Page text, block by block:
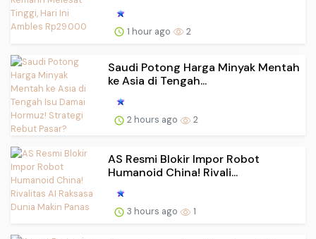
1 hour ago 2
Saudi Potong Harga Minyak Mentah
ke Asia di Tengah...
2 hours ago 2
AS Resmi Blokir Impor Robot
Humanoid China! Rivali...
3 hours ago 1